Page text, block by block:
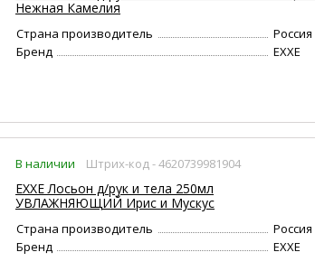
Нежная Камелия
Страна производитель
Россия
Бренд
EXXE
В наличии Штрих-код - 4620739981904
EXXE Лосьон д/рук и тела 250мл
УВЛАЖНЯЮЩИЙ Ирис и Мускус
Страна производитель
Россия
Бренд
EXXE